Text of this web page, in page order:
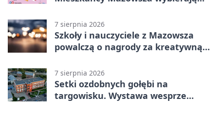
7 sierpnia 2026
Szkoły i nauczyciele z Mazowsza
powalczą o nagrody za kreatywną
7 sierpnia 2026
Setki ozdobnych gołębi na
targowisku. Wystawa wesprze